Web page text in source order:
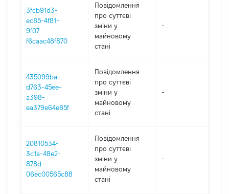
3fcb91d3-
ec85-4f81-
9f07-
f6caac48f870
Повідомлення
про суттєві
зміни y
майновому
стані
-
435099ba-
d763-45ee-
a398-
ea379e64e85f
Повідомлення
про суттєві
зміни y
майновому
стані
-
20810534-
3c1a-48e2-
878d-
06ec00565c88
Повідомлення
про суттєві
зміни y
майновому
стані
-